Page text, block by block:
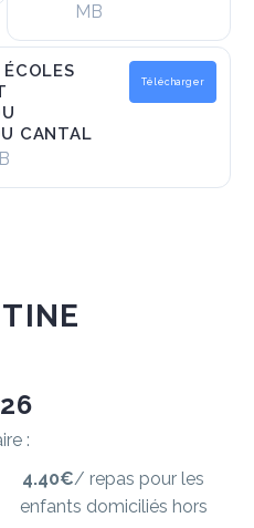
MB
CANTAL
Télécharger
:
4.40€/ repas pour les
enfants domiciliés hors